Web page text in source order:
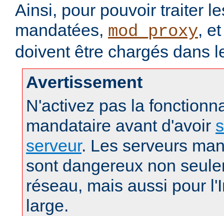
Ainsi, pour pouvoir traiter
mandatées, mod_proxy,
doivent être chargés dans
Avertissement
N'activez pas la
mandataire avant d'avoir
serveur. Les serveurs
sont dangereux non
réseau, mais aussi pour
large.